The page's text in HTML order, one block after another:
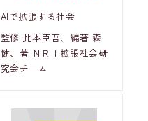
AIで拡張する社会
監修 此本臣吾、編著 森
健、著 ＮＲＩ拡張社会研
究会チーム